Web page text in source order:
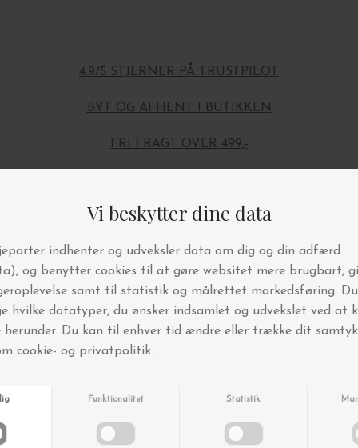
4.9/5 STJERNER PÅ TRUSTPILOT
BYT OG AFHENT I BUTIKKEN
FRI FRAGT OVER 499,-
Andre købte også